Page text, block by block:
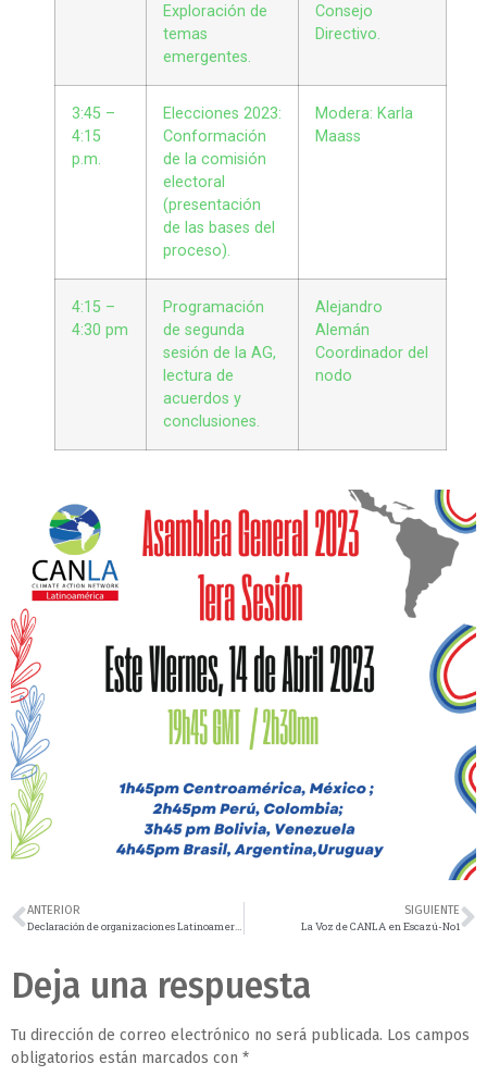
Exploración de
temas
emergentes.
Consejo
Directivo.
3:45 –
4:15
p.m.
Elecciones 2023:
Conformación
de la comisión
electoral
(presentación
de las bases del
proceso).
Modera: Karla
Maass
4:15 –
4:30 pm
Programación
de segunda
sesión de la AG,
lectura de
acuerdos y
conclusiones.
Alejandro
Alemán
Coordinador del
nodo
ANTERIOR
Declaración de organizaciones Latinoamericanas y Caribeñas en relación a la Cumbre Iberoamericana de Jefas y Jefes de Estado y de Gobierno en el contexto de la Carta Medioambiental Iberoamericana, Santo Domingo, República Dominicana, 24 y 25 de marzo de 2023
SIGUIENTE
La Voz de CANLA en Escazú-No1
Deja una respuesta
Tu dirección de correo electrónico no será publicada. Los campos
obligatorios están marcados con *